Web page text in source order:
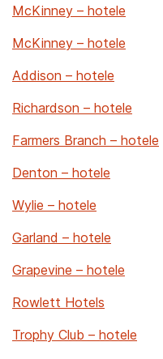
McKinney – hotele
McKinney – hotele
Addison – hotele
Richardson – hotele
Farmers Branch – hotele
Denton – hotele
Wylie – hotele
Garland – hotele
Grapevine – hotele
Rowlett Hotels
Trophy Club – hotele